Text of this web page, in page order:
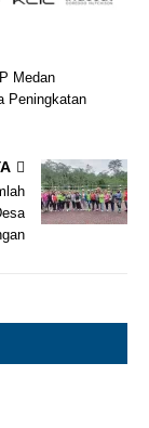
Medan
Peningkatan